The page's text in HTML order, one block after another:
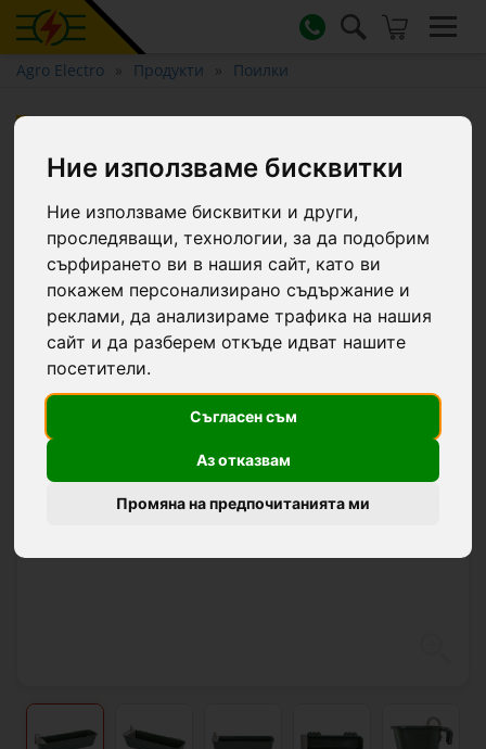
Ние използваме бисквитки
Ние използваме бисквитки и други,
проследяващи, технологии, за да подобрим
сърфирането ви в нашия сайт, като ви
покажем персонализирано съдържание и
реклами, да анализираме трафика на нашия
сайт и да разберем откъде идват нашите
посетители.
Съгласен съм
Аз отказвам
Промяна на предпочитанията ми
Agro Electro Продукти Поилки
поплавък и бърза връзка за
маркуч, 42 литра